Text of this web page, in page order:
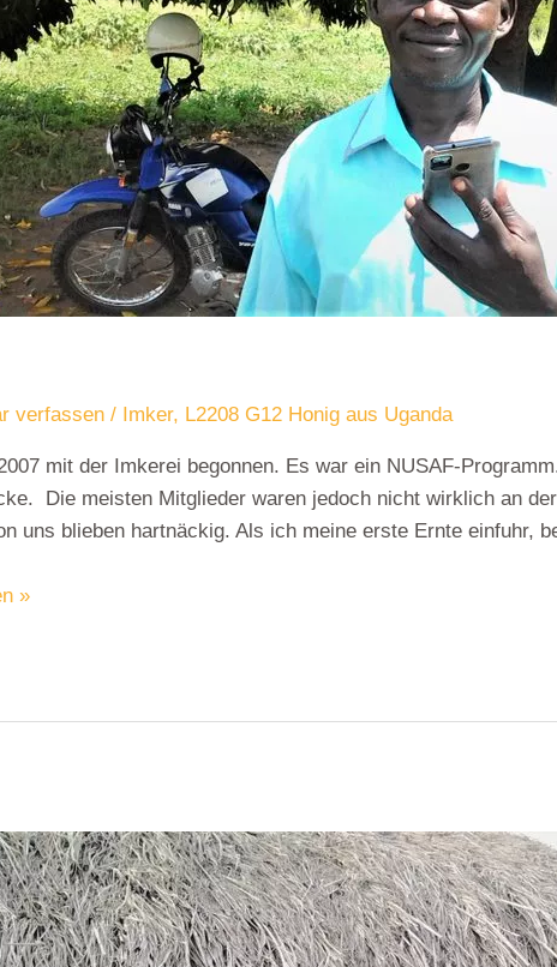
verfassen / Imker, L2208 G12 Honig aus Uganda
mit der Imkerei begonnen. Es war ein NUSAF-
Die meisten Mitglieder waren jedoch nicht wirklich an
uns blieben hartnäckig. Als ich meine erste Ernte einfuhr,
»